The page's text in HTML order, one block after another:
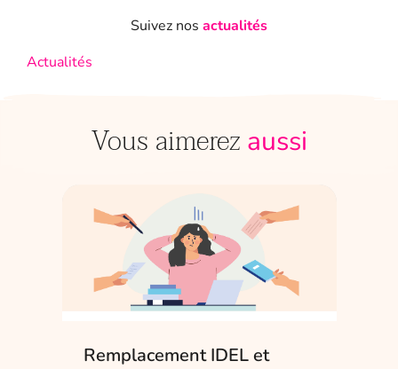
Suivez nos actualités
Actualités
Vous aimerez aussi
Remplacement IDEL et